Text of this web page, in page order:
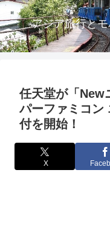
アジア旅行と
任天堂が「New
パーファミコン
付を開始！
X